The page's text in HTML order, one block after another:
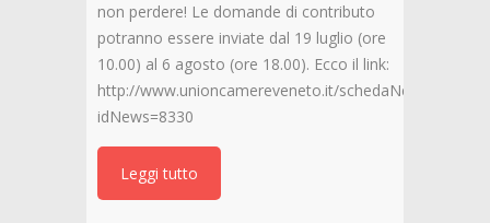
non perdere! Le domande di contributo
potranno essere inviate dal 19 luglio (ore
10.00) al 6 agosto (ore 18.00). Ecco il link:
http://www.unioncamereveneto.it/schedaNews.asp?
idNews=8330
Leggi tutto